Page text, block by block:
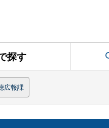
探す
広報課